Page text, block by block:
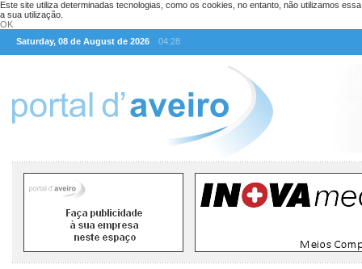
Este site utiliza determinadas tecnologias, como os cookies, no entanto, não utilizamos
a sua utilização.
OK
Saturday, 08 de August de 2026
04:28